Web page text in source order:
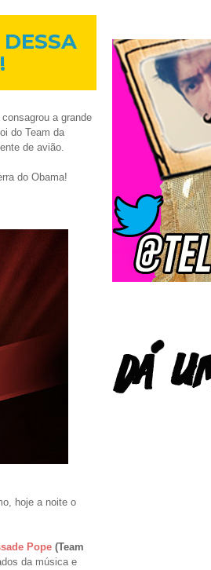
consagrou a grande
do Team da
de avião.
do Obama!
hoje a noite o
Pope (Team
da música e